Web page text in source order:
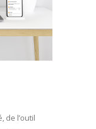
de l’outil